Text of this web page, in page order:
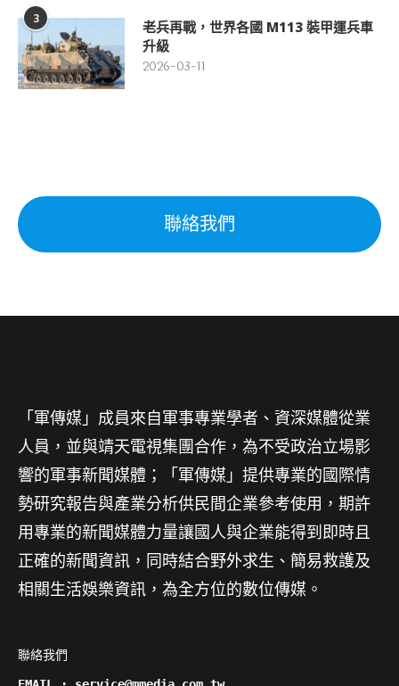
3
老兵再戰，世界各國 M113 裝甲運兵車
升級
2026-03-11
聯絡我們
「軍傳媒」成員來自軍事專業學者、資深媒體從業
人員，並與靖天電視集團合作，為不受政治立場影
響的軍事新聞媒體；「軍傳媒」提供專業的國際情
勢研究報告與產業分析供民間企業參考使用，期許
用專業的新聞媒體力量讓國人與企業能得到即時且
正確的新聞資訊，同時結合野外求生、簡易救護及
相關生活娛樂資訊，為全方位的數位傳媒。
聯絡我們